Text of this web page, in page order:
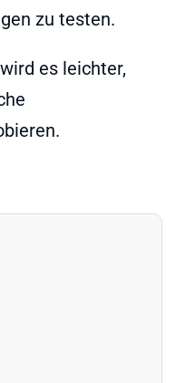
zu testen.
es leichter,